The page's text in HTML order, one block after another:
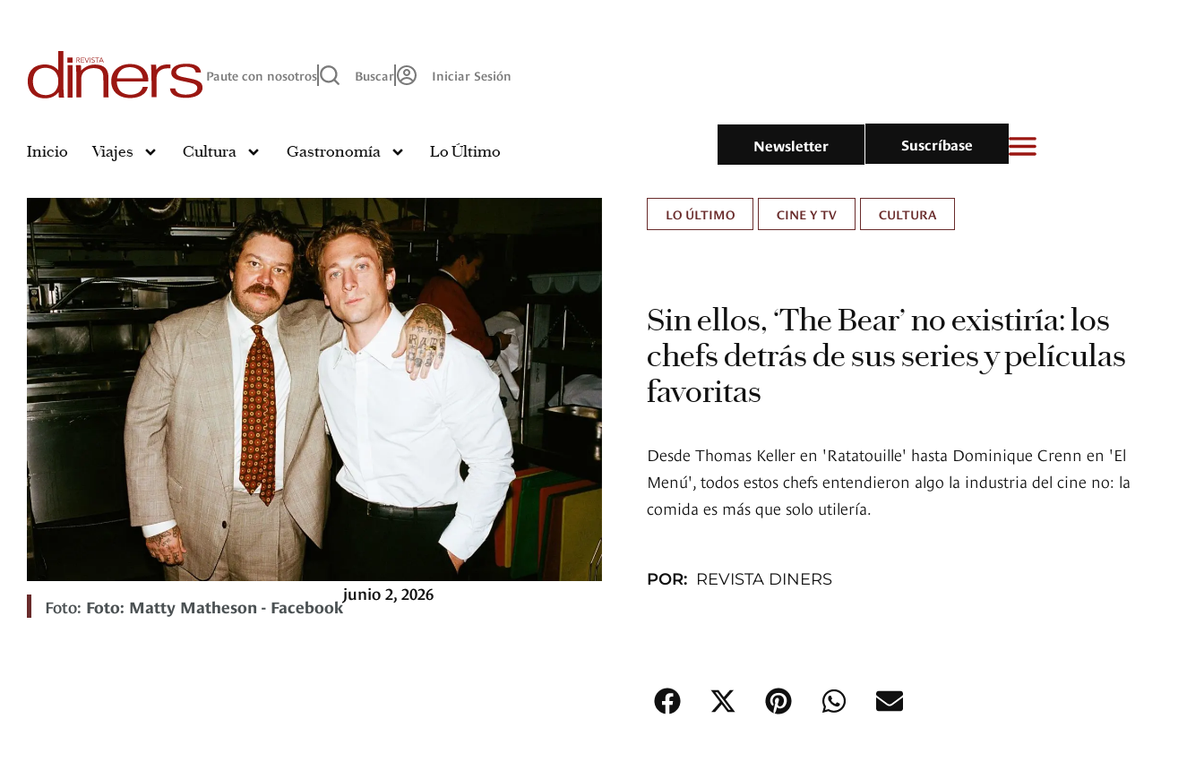
Paute con nosotros Buscar Iniciar Sesión
Inicio Viajes Cultura Gastronomía Lo Último Newsletter Suscríbase
Foto: Foto: Matty Matheson - Facebook
junio 2, 2026
LO ÚLTIMO CINE Y TV CULTURA
Sin ellos, ‘The Bear’ no existiría: los
chefs detrás de sus series y películas
favoritas
Desde Thomas Keller en 'Ratatouille' hasta Dominique Crenn en 'El
Menú', todos estos chefs entendieron algo la industria del cine no: la
comida es más que solo utilería.
POR: REVISTA DINERS